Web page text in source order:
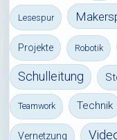
Lesespur
Projekte Robotik
Schulleitung
Teamwork Technik
Vernetzung